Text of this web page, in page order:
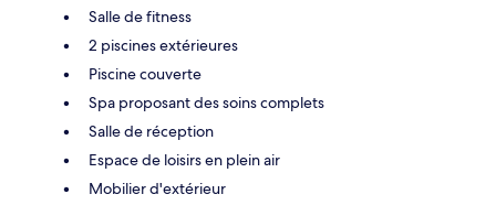
Salle de fitness
2 piscines extérieures
Piscine couverte
Spa proposant des soins complets
Salle de réception
Espace de loisirs en plein air
Mobilier d'extérieur